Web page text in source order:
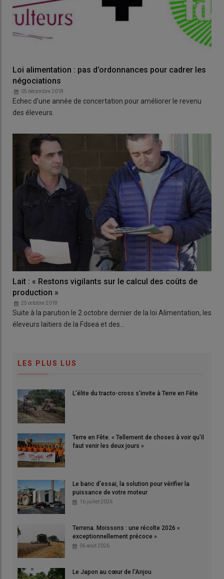
Loi alimentation : pas d’ordonnances pour cadrer les
négociations
05 décembre 2018
Echec d'une année de concertation pour améliorer le revenu
des éleveurs.
Lait : « Restons vigilants sur le calcul des coûts de
production »
25 octobre 2018
Suite à la parution le 2 octobre dernier de la loi Alimentation, les
éleveurs laitiers de la Fdsea et des…
LES PLUS LUS
L'élite du tracto-cross s'invite à Terre en Fête
Terre en Fête. « Tellement de choses à voir qu'il
faut venir les deux jours »
Le banc d'essai, la solution pour vérifier la
puissance de votre moteur
16 juillet 2026
Terrena. Moissons : une récolte 2026 «
exceptionnellement précoce »
06 août 2026
Le Japon au cœur de l'Anjou